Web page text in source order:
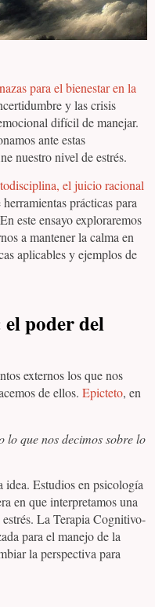
para el bienestar en la
y las crisis
difícil de manejar.
ante estas
nuestro nivel de estrés.
el juicio racional
herramientas prácticas para
este ensayo exploraremos
a mantener la calma en
aplicables y ejemplos de
poder del
externos los que nos
de ellos. Epicteto, en
lo que nos decimos sobre lo
idea. Estudios en psicología
en que interpretamos una
La Terapia Cognitivo-
para el manejo de la
la perspectiva para